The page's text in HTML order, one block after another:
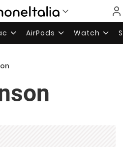
AirPods Watch